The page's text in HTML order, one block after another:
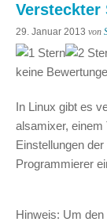
Versteckter
29. Januar 2013 von
keine
In Linux gibt es
alsamixer, einem
Einstellungen
Programmierer
Hinweis: Um